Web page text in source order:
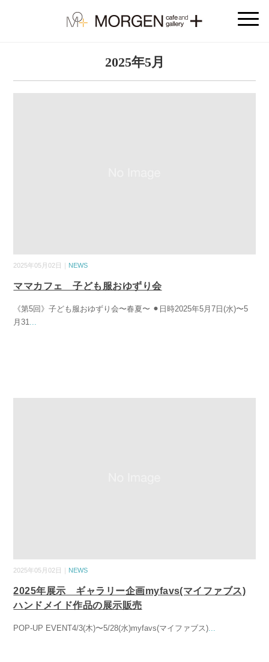
2025年5月
2025年05月02日｜ NEWS
ママカフェ 子ども服おゆずり会
《第5回》子ども服おゆずり会〜春夏〜 ⚫︎日時2025年5月7日(水)〜5
月31
2025年05月02日｜ NEWS
2025年展示 ギャラリー企画myfavs(マイファブス)
ハンドメイド作品の展示販売
POP-UP EVENT4/3(木)〜5/28(水)myfavs(マイファブス)